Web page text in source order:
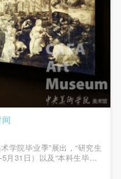
学院毕业季”展出，“研究生
月31日）以及“本科生毕业
）部分作品将于我馆展
登录
账户登录
友好协商后可作为
相关法律法规规定。
（盖章）、勾选之日
子档，纸质档—式二
同等法律效力。
协议的全部义务，未
的权利。凡参加这次
沟通，取得家属同
。参加者签名/勾选
友好协商后可作为
相关法律法规规定。
（盖章）、勾选之日
子档，纸质档—式二
同等法律效力。
协议的全部义务，未
的权利。凡参加这次
沟通，取得家属同
。参加者签名/勾选
友好协商后可作为
相关法律法规规定。
（盖章）、勾选之日
子档，纸质档—式二
同等法律效力。
协议的全部义务，未
的权利。凡参加这次
沟通，取得家属同
。参加者签名/勾选